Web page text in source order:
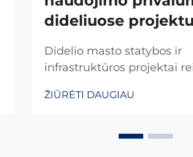
dideliuose
Didelio masto statybos ir
infrastruktūros projektai
kiekviename vystymosi
užtikrina projekto sėkmę,
ŽIŪRĖTI DAUGIAU